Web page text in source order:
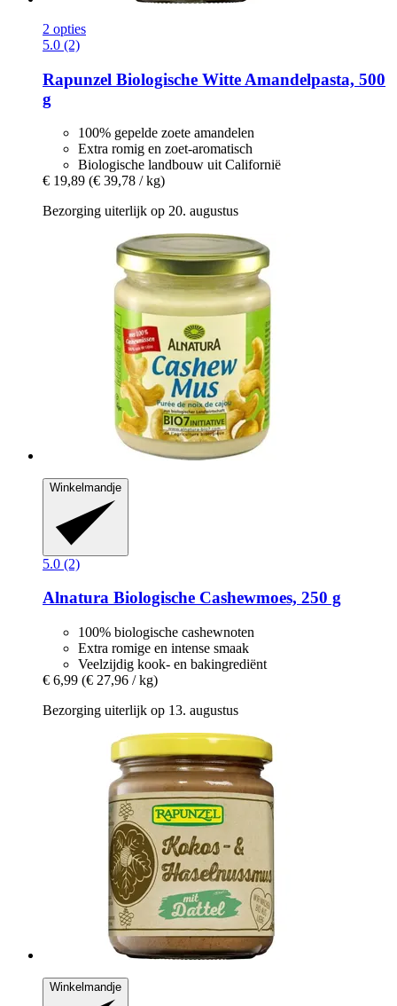
2 opties
5.0 (2)
Rapunzel Biologische Witte Amandelpasta, 500
g
100% gepelde zoete amandelen
Extra romig en zoet-aromatisch
Biologische landbouw uit Californië
€ 19,89 (€ 39,78 / kg)
Bezorging uiterlijk op 20. augustus
Winkelmandje
5.0 (2)
Alnatura Biologische Cashewmoes, 250 g
100% biologische cashewnoten
Extra romige en intense smaak
Veelzijdig kook- en bakingrediënt
€ 6,99 (€ 27,96 / kg)
Bezorging uiterlijk op 13. augustus
Winkelmandje